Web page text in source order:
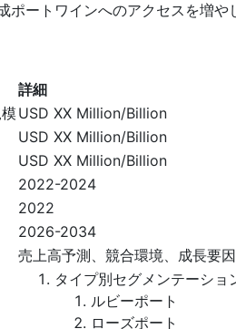
ポートワインへのアクセスを増や
詳細
USD XX Million/Billion
USD XX Million/Billion
USD XX Million/Billion
2022-2024
2022
2026-2034
売上高予測、競合環境、成長要
タイプ別セグメンテーショ
ルビーポート
ローズポート